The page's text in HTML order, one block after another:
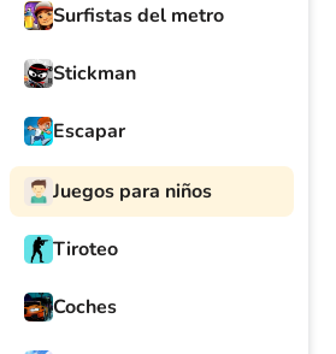
Surfistas del metro
Stickman
Escapar
Juegos para niños
Tiroteo
Coches